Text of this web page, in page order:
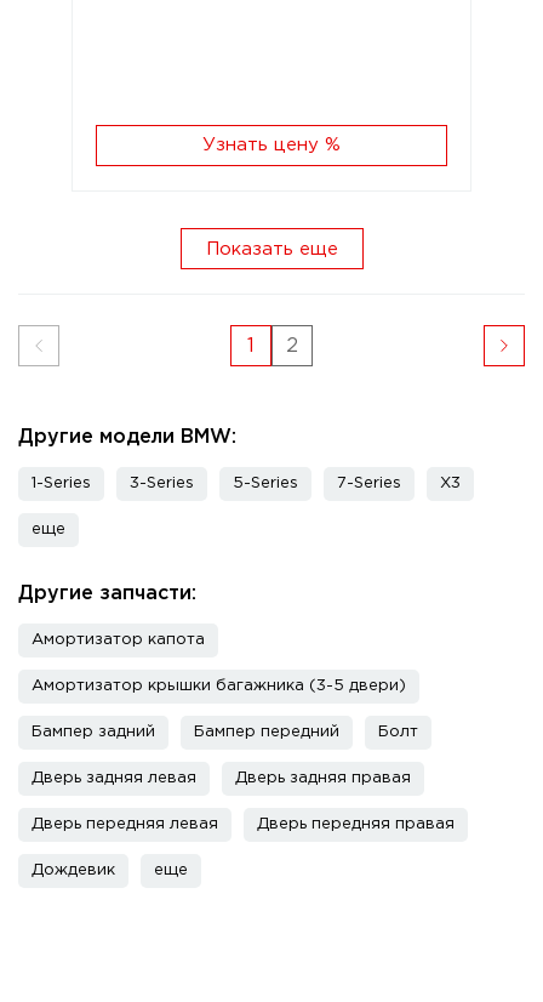
Узнать цену %
Показать еще
1 2
Другие модели BMW:
1-Series 3-Series 5-Series 7-Series X3
еще
Другие запчасти:
Амортизатор капота
Амортизатор крышки багажника (3-5 двери)
Бампер задний Бампер передний Болт
Дверь задняя левая Дверь задняя правая
Дверь передняя левая Дверь передняя правая
Дождевик еще